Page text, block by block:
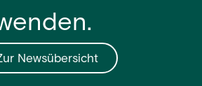
Newsübersicht